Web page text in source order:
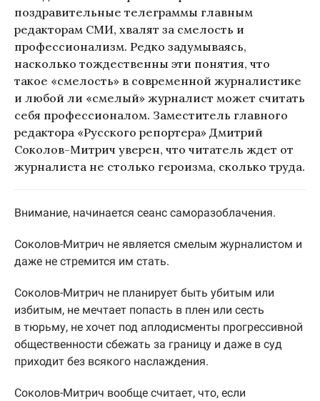
поздравительные телеграммы главным
редакторам СМИ, хвалят за смелость и
профессионализм. Редко задумываясь,
насколько тождественны эти понятия, что
такое «смелость» в современной журналистике
и любой ли «смелый» журналист может считать
себя профессионалом. Заместитель главного
редактора «Русского репортера» Дмитрий
Соколов-Митрич уверен, что читатель ждет от
журналиста не столько героизма, сколько труда.
Внимание, начинается сеанс саморазоблачения.
Соколов-Митрич не является смелым журналистом и
даже не стремится им стать.
Соколов-Митрич не планирует быть убитым или
избитым, не мечтает попасть в плен или сесть
в тюрьму, не хочет под аплодисменты прогрессивной
общественности сбежать за границу и даже в суд
приходит без всякого наслаждения.
Соколов-Митрич вообще считает, что, если